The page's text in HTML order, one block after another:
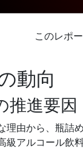
このレポ
動向
推進要因
理由から、瓶詰
級アルコール飲